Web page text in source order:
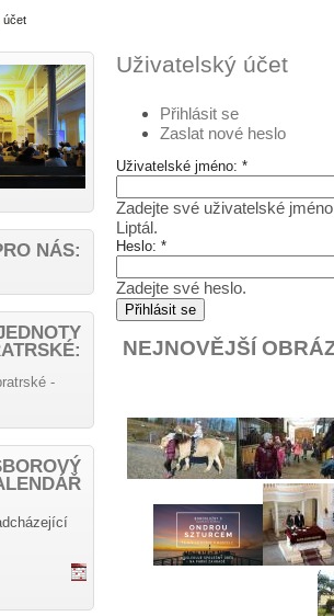
účet
Uživatelský účet
Přihlásit se
Zaslat nové heslo
Uživatelské jméno: *
Zadejte své uživatelské
Liptál.
Heslo: *
Zadejte své heslo.
NEJNOVĚJŠÍ
NÁS:
-